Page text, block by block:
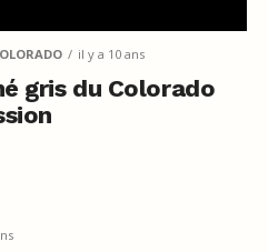
il y a 10 ans
gris du Colorado